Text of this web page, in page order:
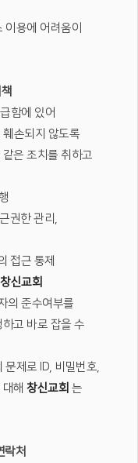
용에 어려움이
함에 있어
손되지 않도록
은 조치를 취하고
권한 관리,
접근 통제
창신교회
의 준수여부를
고 바로 잡을 수
제로 ID, 비밀번호,
해 창신교회 는
락처